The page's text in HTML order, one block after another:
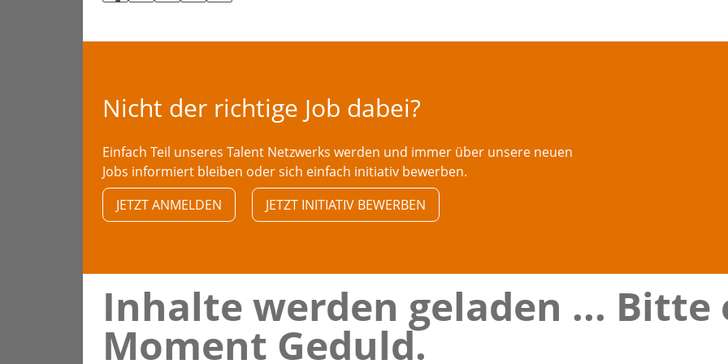
Nicht der richtige Job dabei?
Einfach Teil unseres Talent Netzwerks werden und immer über unsere neuen
Jobs informiert bleiben oder sich einfach initiativ bewerben.
JETZT ANMELDEN
JETZT INITIATIV BEWERBEN
Inhalte werden geladen ... Bitte
Moment Geduld.